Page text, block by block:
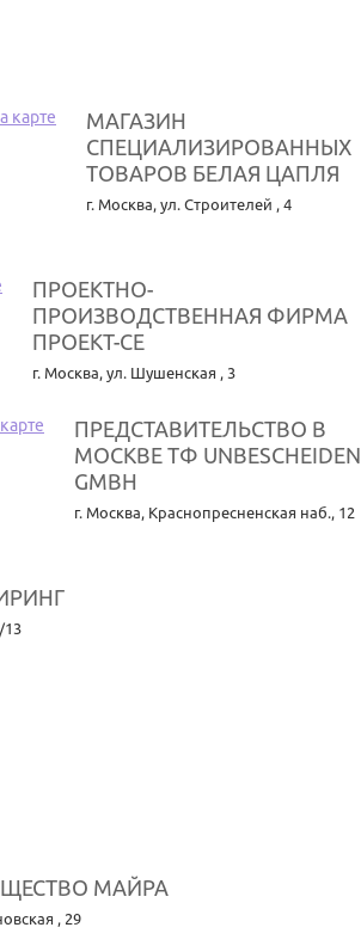
МАГАЗИН
СПЕЦИАЛИЗИРОВАННЫХ
ТОВАРОВ БЕЛАЯ ЦАПЛЯ
г. Москва, ул. Строителей , 4
ПРОЕКТНО-
ПРОИЗВОДСТВЕННАЯ ФИРМА
ПРОЕКТ-СЕ
г. Москва, ул. Шушенская , 3
ПРЕДСТАВИТЕЛЬСТВО В
МОСКВЕ ТФ UNBESCHEIDEN
GMBH
г. Москва, Краснопресненская наб., 12
13
МАЙРА
, 29